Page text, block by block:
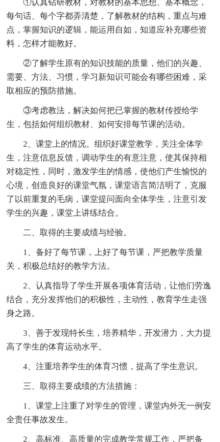
①认真钻研教材，对教材的基本思想、基本概念，
每句话、每个字都弄清楚，了解教材的结构，重点与难
点，掌握知识的逻辑，能运用自如，知道应补充哪些资
料，怎样才能教好。
②了解学生原有的知识技能的质量，他们的兴趣、
需要、方法、习惯，学习新知识可能会有哪些困难，采
取相应的预防措施。
③考虑教法，解决如何把已掌握的教材传授给学
生，包括如何组织教材、如何安排每节课的活动。
2、课堂上的情况。组织好课堂教学，关注全体学
生，注意信息反馈，调动学生的有意注意，使其保持相
对稳定性，同时，激发学生的情感，使他们产生愉悦的
心境，创造良好的课堂气氛，课堂语言简洁明了，克服
了以前重复的毛病，课堂提问面向全体学生，注意引发
学生的兴趣，课堂上讲练结合。
二、取得的主要成绩与经验。
1、备好了每节课，上好了每节课，严把教学质量
关，积极总结好的教学方法。
2、认真指导了学生开展各项体育活动，让他们劳逸
结合，充分发挥他们的积极性，主动性，教育学生走强
身之路。
3、善于发现特长生，培养精华，开发潜力，大力提
高了学生的体育运动水平。
4、注重培养学生的体育习惯，提高了学生意识。
三、取得主要成绩的方法措施：
1、课堂上注重了对学生的管理，课堂内外无一例安
全责任事故发生。
2、高标准、高质量的完成教学常规工作，严把备